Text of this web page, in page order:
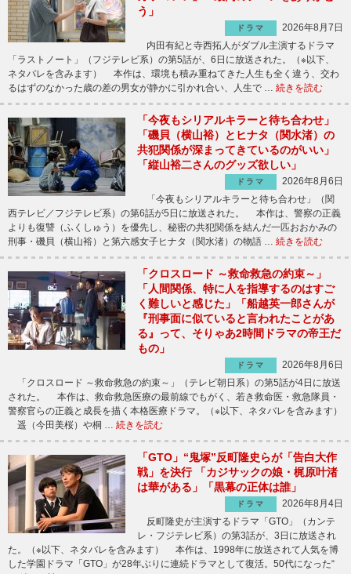
う」
ドラマ
2026年8月7日
内田有紀と寺西拓人がダブル主演するドラマ
「ラストノート」（フジテレビ系）の第5話が、6日に放送された。（※以下、
ネタバレを含みます） 本作は、環境も積み重ねてきた人生も全く違う、交わ
るはずのなかった歳の差の男女が静かに引かれ合い、人生で … 続きを読む
「今夜もシリアルキラーと待ち合わせ」
「磯貝（横山裕）とヒナタ（関水渚）の
共犯関係が深まってきているのがいい」
「縦山裕二さんのグッズ欲しい」
ドラマ
2026年8月6日
「今夜もシリアルキラーと待ち合わせ」（関
西テレビ／フジテレビ系）の第6話が5日に放送された。 本作は、警察の正義
よりも復讐（ふくしゅう）を優先し、秘密の共犯関係を結んだ一匹おおかみの
刑事・磯貝（横山裕）と第六感女子ヒナタ（関水渚）の物語 … 続きを読む
「クロスロード ～救命救急の約束～」
「人間関係、特に人を指導するのはすご
く難しいと感じた」「船越英一郎さんが
『刑事面に似ていると言われたことがあ
る』って、そりゃあ2時間ドラマの帝王だ
もの」
ドラマ
2026年8月6日
「クロスロード ～救命救急の約束～」（テレビ朝日系）の第5話が4日に放送
された。 本作は、救命救急医療の最前線でもがく、若き救命医・救急隊員・
警察官らの正義と成長を描く本格医療ドラマ。（※以下、ネタバレを含みます）
遥（今田美桜）や桐 … 続きを読む
「GTO」“鬼塚”反町隆史らが「告白大作
戦」を決行 「カジサックの娘・梶原叶渚
は華がある」「黒幕の正体は誰」
ドラマ
2026年8月4日
反町隆史が主演するドラマ「GTO」（カンテ
レ・フジテレビ系）の第3話が、3日に放送され
た。（※以下、ネタバレを含みます） 本作は、1998年に放送されて人気を博
した学園ドラマ「GTO」が28年ぶりに連続ドラマとして復活。50代になった“